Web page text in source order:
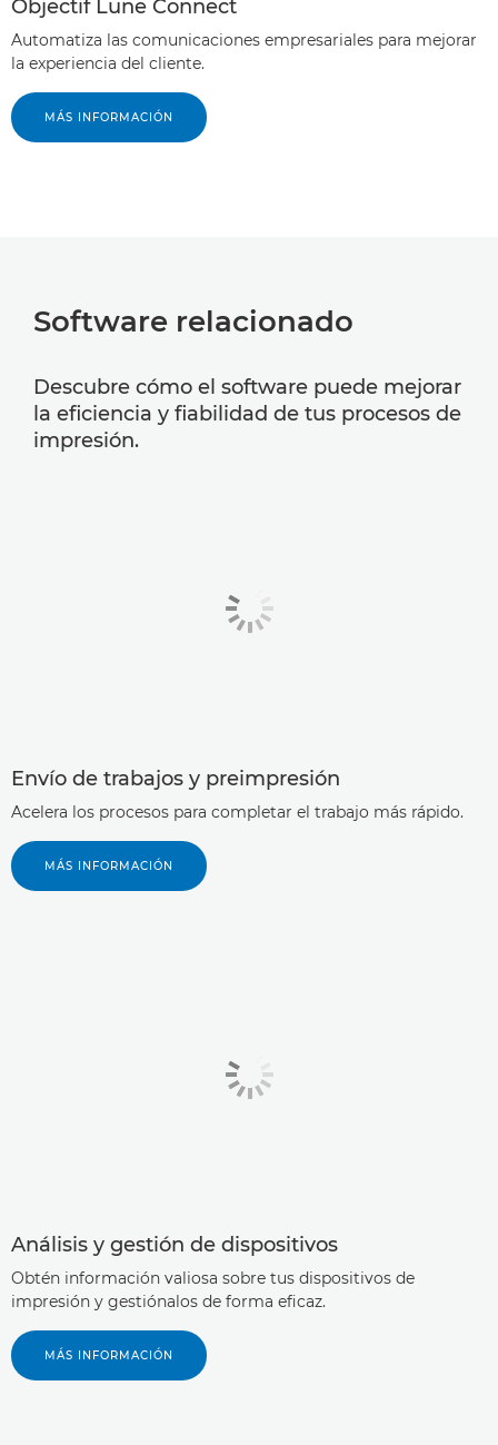
Objectif Lune Connect
Automatiza las comunicaciones empresariales para mejorar
la experiencia del cliente.
MÁS INFORMACIÓN
Software relacionado
Descubre cómo el software puede mejorar
la eficiencia y fiabilidad de tus procesos de
impresión.
Envío de trabajos y preimpresión
Acelera los procesos para completar el trabajo más rápido.
MÁS INFORMACIÓN
Análisis y gestión de dispositivos
Obtén información valiosa sobre tus dispositivos de
impresión y gestiónalos de forma eficaz.
MÁS INFORMACIÓN